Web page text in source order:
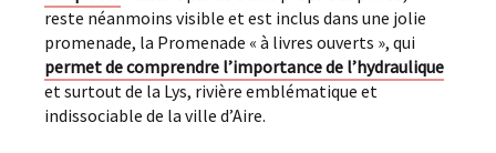
reste néanmoins visible et est inclus dans une jolie
promenade, la Promenade « à livres ouverts », qui
permet de comprendre l’importance de l’hydraulique
et surtout de la Lys, rivière emblématique et
indissociable de la ville d’Aire.